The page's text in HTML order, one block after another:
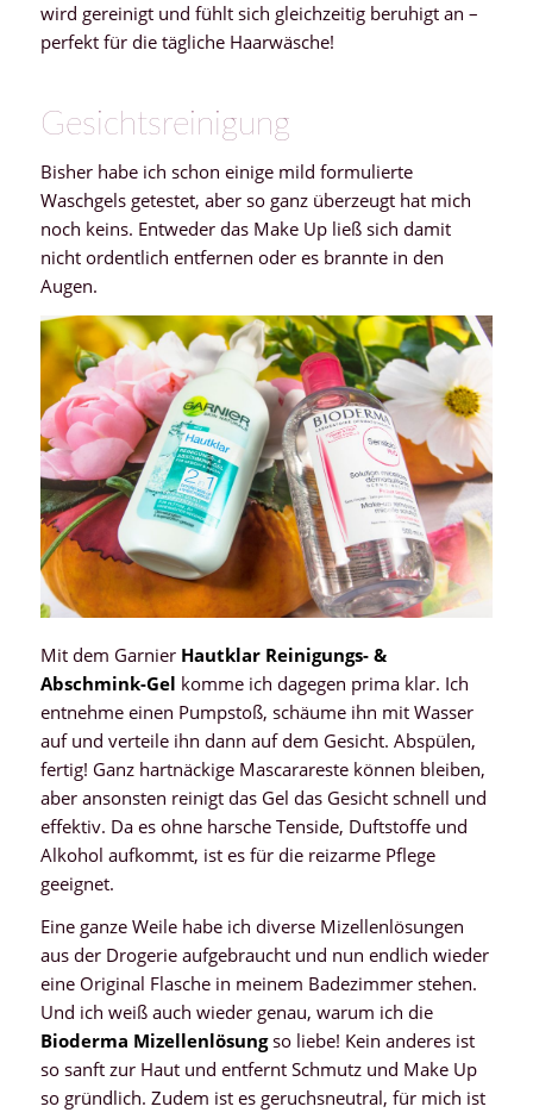
wird gereinigt und fühlt sich gleichzeitig beruhigt an –
perfekt für die tägliche Haarwäsche!
Gesichtsreinigung
Bisher habe ich schon einige mild formulierte
Waschgels getestet, aber so ganz überzeugt hat mich
noch keins. Entweder das Make Up ließ sich damit
nicht ordentlich entfernen oder es brannte in den
Augen.
Mit dem Garnier Hautklar Reinigungs- &
Abschmink-Gel komme ich dagegen prima klar. Ich
entnehme einen Pumpstoß, schäume ihn mit Wasser
auf und verteile ihn dann auf dem Gesicht. Abspülen,
fertig! Ganz hartnäckige Mascarareste können bleiben,
aber ansonsten reinigt das Gel das Gesicht schnell und
effektiv. Da es ohne harsche Tenside, Duftstoffe und
Alkohol aufkommt, ist es für die reizarme Pflege
geeignet.
Eine ganze Weile habe ich diverse Mizellenlösungen
aus der Drogerie aufgebraucht und nun endlich wieder
eine Original Flasche in meinem Badezimmer stehen.
Und ich weiß auch wieder genau, warum ich die
Bioderma Mizellenlösungso liebe! Kein anderes ist
so sanft zur Haut und entfernt Schmutz und Make Up
so gründlich. Zudem ist es geruchsneutral, für mich ist